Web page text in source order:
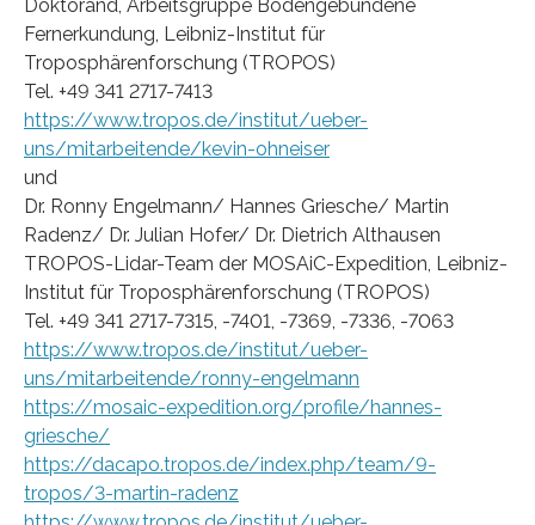
Doktorand, Arbeitsgruppe Bodengebundene
Fernerkundung, Leibniz-Institut für
Troposphärenforschung (TROPOS)
Tel. +49 341 2717-7413
https://www.tropos.de/institut/ueber-
uns/mitarbeitende/kevin-ohneiser
und
Dr. Ronny Engelmann/ Hannes Griesche/ Martin
Radenz/ Dr. Julian Hofer/ Dr. Dietrich Althausen
TROPOS-Lidar-Team der MOSAiC-Expedition, Leibniz-
Institut für Troposphärenforschung (TROPOS)
Tel. +49 341 2717-7315, -7401, -7369, -7336, -7063
https://www.tropos.de/institut/ueber-
uns/mitarbeitende/ronny-engelmann
https://mosaic-expedition.org/profile/hannes-
griesche/
https://dacapo.tropos.de/index.php/team/9-
tropos/3-martin-radenz